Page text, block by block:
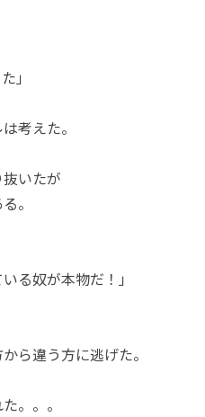
」
考えた。
いたが
。
る奴が本物だ！」
ら違う方に逃げた。
。。。